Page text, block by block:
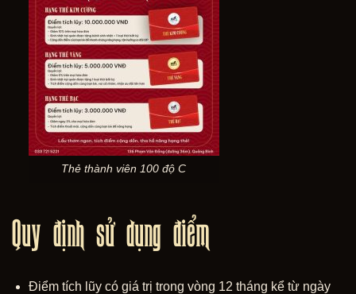
Thẻ thành viên 100 độ C
Quy định sử dụng điểm
Điểm tích lũy có giá trị trong vòng 12 tháng kể từ ngày